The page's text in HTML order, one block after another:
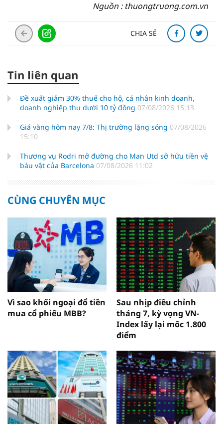
Nguồn : thuongtruong.com.vn
CHIA SẺ
Tin liên quan
Đề xuất giảm 30% thuế cho hộ, cá nhân kinh doanh,
doanh nghiệp thu dưới 10 tỷ đồng 07/08/2026 15:13
Giá vàng hôm nay 7/8: Thị trường lặng sóng 07/08/2026
15:10
Thương vụ Rodri mở đường cho Man Utd sở hữu tiền vệ
báu vật của Barcelona 07/08/2026 11:02
CÙNG CHUYÊN MỤC
Vì sao khối ngoại đổ tiền
mua cổ phiếu MBB?
Sau nhịp điều chỉnh
tháng 7, kỳ vọng VN-
Index lấy lại mốc 1.800
điểm